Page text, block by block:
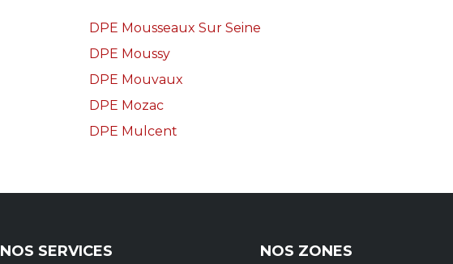
DPE Mousseaux Sur Seine
DPE Moussy
DPE Mouvaux
DPE Mozac
DPE Mulcent
NOS SERVICES NOS ZONES